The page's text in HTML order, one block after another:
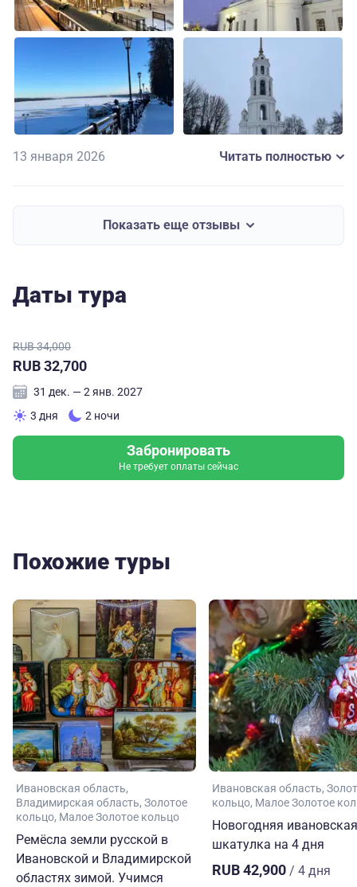
хорошая, с вкусными завтраками по системе
шведский стол. Обеды по маршруту тоже очень
По самой организации тура могу сказать, что всё
было быстро качественно, учитывая наши пожелания.
Несомненно буду обращаться к туроператору ещё раз,
а также рекомендовать друзьям и знакомым.
13 января 2026
Читать полностью
Показать еще отзывы
Даты тура
RUB 34,000
RUB 32,700
31 дек. — 2 янв. 2027
3 дня
2 ночи
Забронировать
Не требует оплаты сейчас
Похожие туры
Ивановская область
Владимирская область Золотое
кольцо Малое Золотое кольцо
Ремёсла земли русской в
Ивановской и Владимирской
областях зимой. Учимся
Ивановская область
кольцо Малое Золотое
Новогодняя ивановская
шкатулка на 4 дня
RUB 42,900 / 4 дня